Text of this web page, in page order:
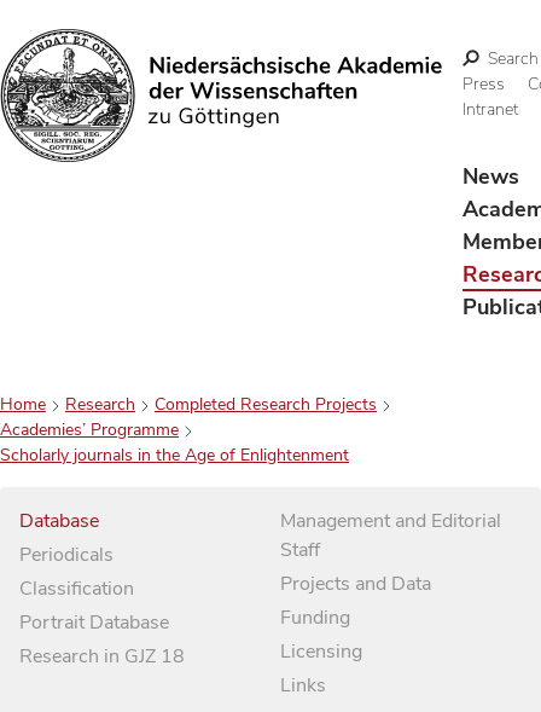
Search
Search
Press
Intranet
News
Home Research
Completed Research Projects
Academies’ Programme
Scholarly journals in the Age of Enlightenment
Database
Periodicals
Classification
Portrait Database
Research in GJZ 18
Management and Editorial
Staff
Projects and Data
Funding
Licensing
Links